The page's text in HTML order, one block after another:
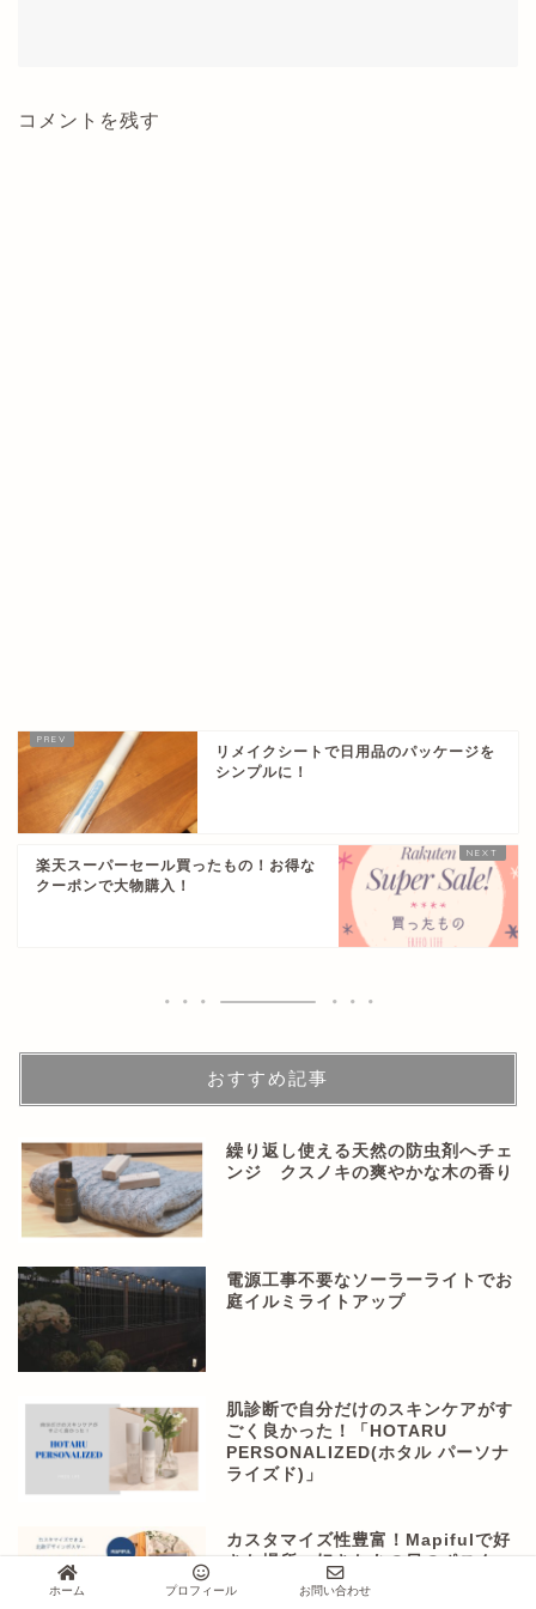
コメントを残す
リメイクシートで日用品のパッケージを
シンプルに！
楽天スーパーセール買ったもの！お得な
クーポンで大物購入！
おすすめ記事
繰り返し使える天然の防虫剤へチェ
ンジ クスノキの爽やかな木の香り
電源工事不要なソーラーライトでお
庭イルミライトアップ
肌診断で自分だけのスキンケアがす
ごく良かった！「HOTARU
PERSONALIZED(ホタル パーソナ
ライズド)」
カスタマイズ性豊富！Mapifulで好
きな場所・好きなあの日のポスター
を作る
ホーム プロフィール お問い合わせ